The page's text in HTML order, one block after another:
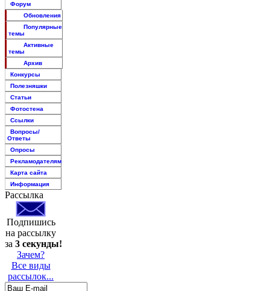
Форум
Обновления
Популярные
темы
Активные
темы
Архив
Конкурсы
Полезняшки
Статьи
Фотостена
Ссылки
Вопросы/
Ответы
Опросы
Рекламодателям
Карта сайта
Информация
Рассылка
Подпишись
на рассылку
за 3 секунды!
Зачем?
Все виды
рассылок...